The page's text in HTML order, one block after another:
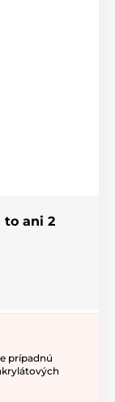
to ani 2
prípadnú